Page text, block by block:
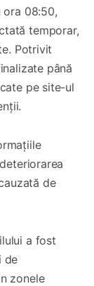
ora 08:50,
temporar,
Potrivit
până
pe site-ul
de
a fost
de
zonele